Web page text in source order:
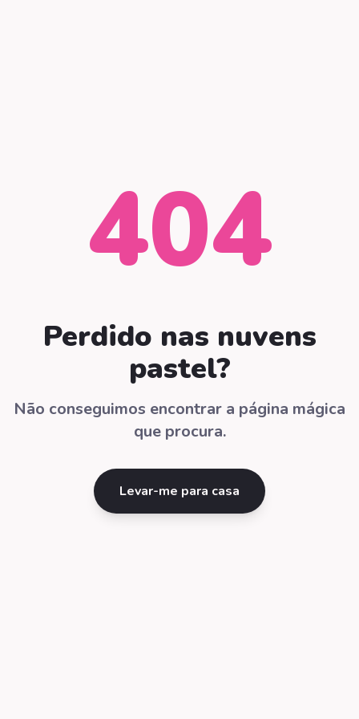
404
Perdido nas nuvens
pastel?
Não conseguimos encontrar a página mágica
que procura.
Levar-me para casa